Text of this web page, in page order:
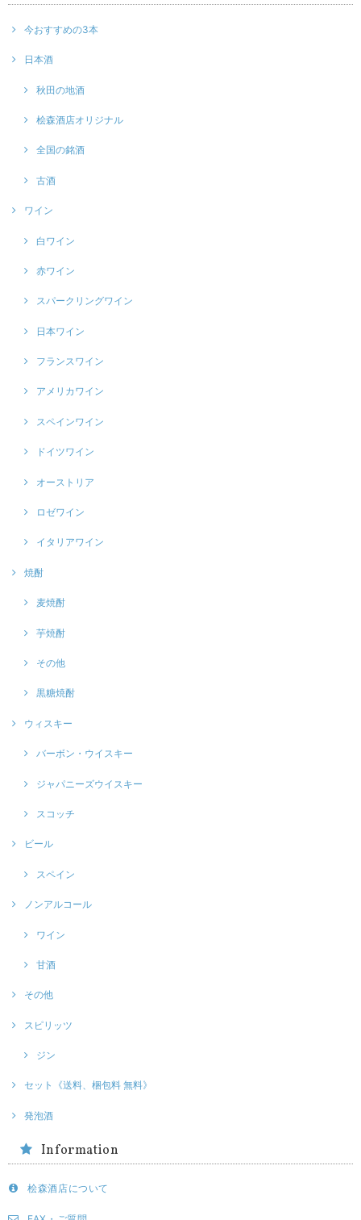
今おすすめの3本
日本酒
秋田の地酒
桧森酒店オリジナル
全国の銘酒
古酒
ワイン
白ワイン
赤ワイン
スパークリングワイン
日本ワイン
フランスワイン
アメリカワイン
スペインワイン
ドイツワイン
オーストリア
ロゼワイン
イタリアワイン
焼酎
麦焼酎
芋焼酎
その他
黒糖焼酎
ウィスキー
バーボン・ウイスキー
ジャパニーズウイスキー
スコッチ
ビール
スペイン
ノンアルコール
ワイン
甘酒
その他
スピリッツ
ジン
セット《送料、梱包料 無料》
発泡酒
Information
桧森酒店について